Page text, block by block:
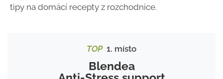
tipy na domácí recepty z rozchodnice.
TOP1. místo
Blendea